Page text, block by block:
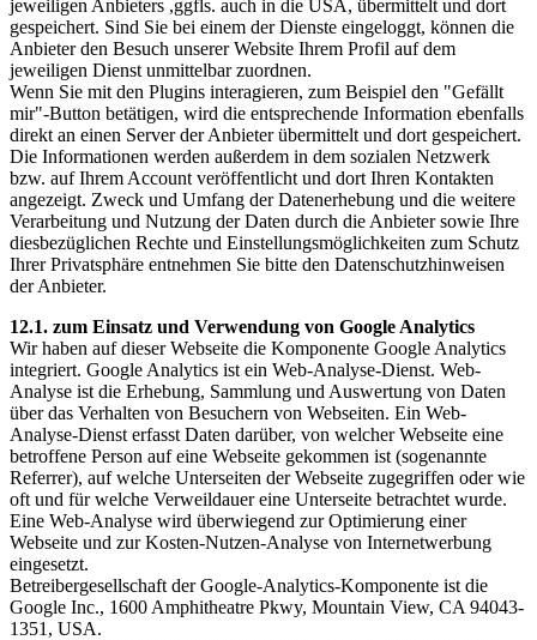
jeweiligen Anbieters ,ggfls. auch in die USA, übermittelt und dort
gespeichert. Sind Sie bei einem der Dienste eingeloggt, können die
Anbieter den Besuch unserer Website Ihrem Profil auf dem
jeweiligen Dienst unmittelbar zuordnen.
Wenn Sie mit den Plugins interagieren, zum Beispiel den "Gefällt
mir"-Button betätigen, wird die entsprechende Information ebenfalls
direkt an einen Server der Anbieter übermittelt und dort gespeichert.
Die Informationen werden außerdem in dem sozialen Netzwerk
bzw. auf Ihrem Account veröffentlicht und dort Ihren Kontakten
angezeigt. Zweck und Umfang der Datenerhebung und die weitere
Verarbeitung und Nutzung der Daten durch die Anbieter sowie Ihre
diesbezüglichen Rechte und Einstellungsmöglichkeiten zum Schutz
Ihrer Privatsphäre entnehmen Sie bitte den Datenschutzhinweisen
der Anbieter.
12.1. zum Einsatz und Verwendung von Google Analytics
Wir haben auf dieser Webseite die Komponente Google Analytics
integriert. Google Analytics ist ein Web-Analyse-Dienst. Web-
Analyse ist die Erhebung, Sammlung und Auswertung von Daten
über das Verhalten von Besuchern von Webseiten. Ein Web-
Analyse-Dienst erfasst Daten darüber, von welcher Webseite eine
betroffene Person auf eine Webseite gekommen ist (sogenannte
Referrer), auf welche Unterseiten der Webseite zugegriffen oder wie
oft und für welche Verweildauer eine Unterseite betrachtet wurde.
Eine Web-Analyse wird überwiegend zur Optimierung einer
Webseite und zur Kosten-Nutzen-Analyse von Internetwerbung
eingesetzt.
Betreibergesellschaft der Google-Analytics-Komponente ist die
Google Inc., 1600 Amphitheatre Pkwy, Mountain View, CA 94043-
1351, USA.